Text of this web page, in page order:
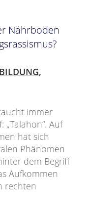
Nährboden
,
immer
Auf
hat sich
Phänomen
dem Begriff
Aufkommen
rechten